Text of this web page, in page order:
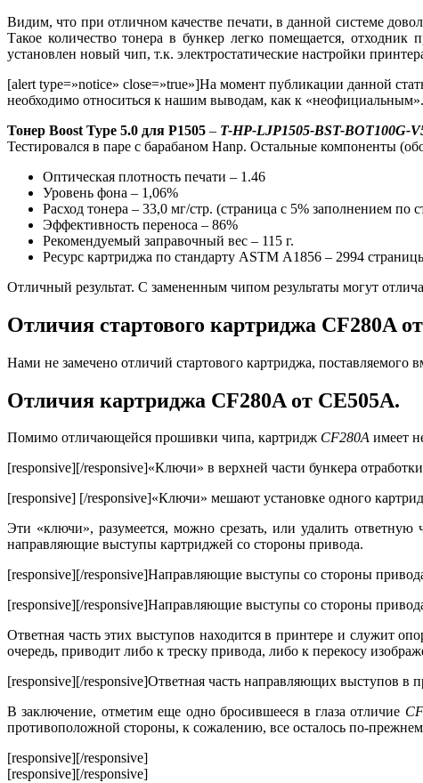
Видим, что при отличном качестве печати, в данной системе
Такое количество тонера в бункер легко помещается,
установлен новый чип, т.к. электростатические настройки
[alert type=»notice» close=»true»]На момент публикации данной
необходимо относиться к нашим выводам, как к
Тонер Boost Type 5.0 для P1505 – T-HP-LJP1505-BST-BOT100G-
Тестировался в паре с барабаном Hanp. Остальные компоненты
Оптическая плотность печати – 1.46
Уровень фона – 1,06%
Расход тонера – 33,0 мг/стр. (страница с 5% заполнением по
Эффективность переноса – 86%
Рекомендуемый заправочный вес – 115 г.
Ресурс картриджа по стандарту ASTM А1856 – 2994
Отличный результат. С замененным чипом результаты могут
Отличия стартового картриджа CF280A
Нами не замечено отличий стартового картриджа, поставляемого
Отличия картриджа CF280A от CE505A.
Помимо отличающейся прошивки чипа, картридж CF280A имеет
[responsive] [/responsive]«Ключи» в верхней части бункера
[responsive] [/responsive]«Ключи» мешают установке одного
Эти «ключи», разумеется, можно срезать, или удалить ответную
направляющие выступы картриджей со стороны привода.
[responsive] [/responsive]Направляющие выступы со стороны
[responsive] [/responsive]Направляющие выступы со стороны
Ответная часть этих выступов находится в принтере и служит
очередь, приводит либо к треску привода, либо к перекосу
[responsive] [/responsive]Ответная часть направляющих выступов в
В заключение, отметим еще одно бросившееся в глаза отличие
противоположной стороны, к сожалению, все осталось по-
[responsive] [/responsive]
[responsive] [/responsive]